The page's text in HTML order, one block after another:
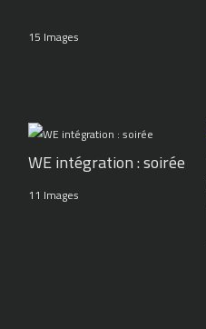
15 Images
WE intégration : soirée
11 Images